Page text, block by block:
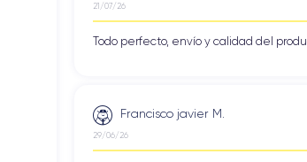
21/07/26
Todo perfecto, envío y calidad del
Francisco javier M.
29/06/26